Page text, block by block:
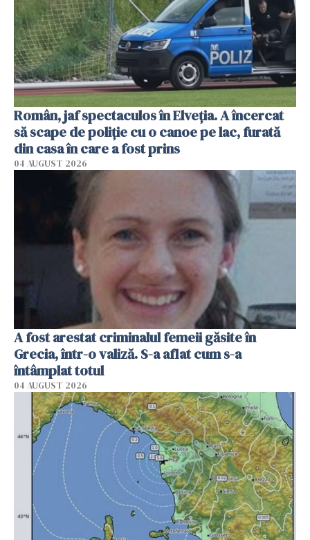
Român, jaf spectaculos în Elveția. A încercat
să scape de poliție cu o canoe pe lac, furată
din casa în care a fost prins
04 AUGUST 2026
A fost arestat criminalul femeii găsite în
Grecia, într-o valiză. S-a aflat cum s-a
întâmplat totul
04 AUGUST 2026